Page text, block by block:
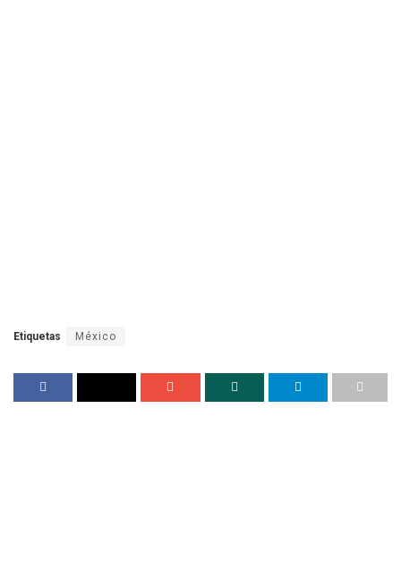
Etiquetas México